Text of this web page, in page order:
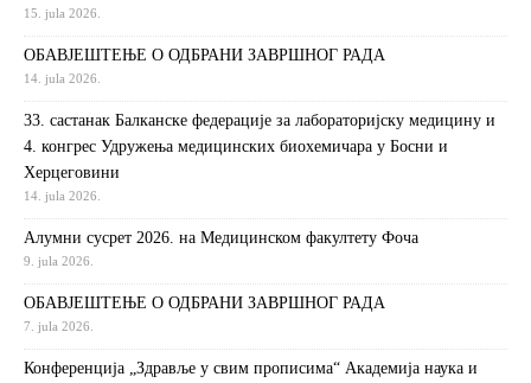
15. jula 2026.
ОБАВЈЕШТЕЊЕ О ОДБРАНИ ЗАВРШНОГ РАДА
14. jula 2026.
33. састанак Балканске федерације за лабораторијску медицину и
4. конгрес Удружења медицинских биохемичара у Босни и
Херцеговини
14. jula 2026.
Алумни сусрет 2026. на Медицинском факултету Фоча
9. jula 2026.
ОБАВЈЕШТЕЊЕ О ОДБРАНИ ЗАВРШНОГ РАДА
7. jula 2026.
Конференција „Здравље у свим прописима“ Академија наука и